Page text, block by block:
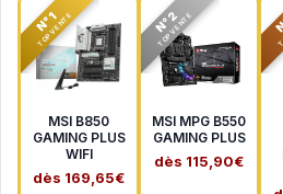
N°1
TOP VENTE
MSI B850
GAMING PLUS
WIFI
dès 169,65€
N°2
TOP VENTE
MSI MPG B550
GAMING PLUS
dès 115,90€